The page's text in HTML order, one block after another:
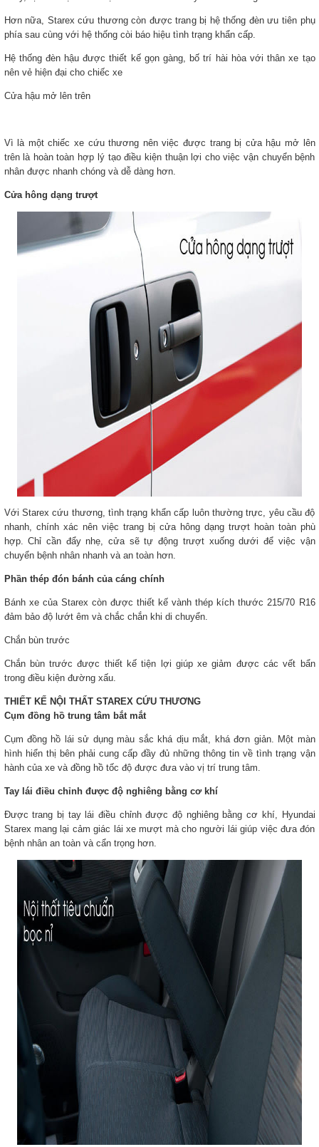
Hơn nữa, Starex cứu thương còn được trang bị hệ thống đèn ưu tiên phụ
phía sau cùng với hệ thống còi báo hiệu tình trạng khẩn cấp.
Hệ thống đèn hậu được thiết kế gọn gàng, bố trí hài hòa với thân xe tạo
nên vẻ hiện đại cho chiếc xe
Cửa hậu mở lên trên
Vì là một chiếc xe cứu thương nên việc được trang bị cửa hậu mở lên
trên là hoàn toàn hợp lý tạo điều kiện thuận lợi cho việc vận chuyển bệnh
nhân được nhanh chóng và dễ dàng hơn.
Cửa hông dạng trượt
Với Starex cứu thương, tình trạng khẩn cấp luôn thường trực, yêu cầu độ
nhanh, chính xác nên việc trang bị cửa hông dạng trượt hoàn toàn phù
hợp. Chỉ cần đẩy nhẹ, cửa sẽ tự động trượt xuống dưới để việc vận
chuyển bệnh nhân nhanh và an toàn hơn.
Phần thép đón bánh của cáng chính
Bánh xe của Starex còn được thiết kế vành thép kích thước 215/70 R16
đảm bảo độ lướt êm và chắc chắn khi di chuyển.
Chắn bùn trước
Chắn bùn trước được thiết kế tiện lợi giúp xe giảm được các vết bẩn
trong điều kiện đường xấu.
THIẾT KẾ NỘI THẤT STAREX CỨU THƯƠNG
Cụm đồng hồ trung tâm bắt mắt
Cụm đồng hồ lái sử dụng màu sắc khá dịu mắt, khá đơn giản. Một màn
hình hiển thị bên phải cung cấp đầy đủ những thông tin về tình trạng vận
hành của xe và đồng hồ tốc độ được đưa vào vị trí trung tâm.
Tay lái điều chỉnh được độ nghiêng bằng cơ khí
Được trang bị tay lái điều chỉnh được độ nghiêng bằng cơ khí, Hyundai
Starex mang lại cảm giác lái xe mượt mà cho người lái giúp việc đưa đón
bệnh nhân an toàn và cẩn trọng hơn.